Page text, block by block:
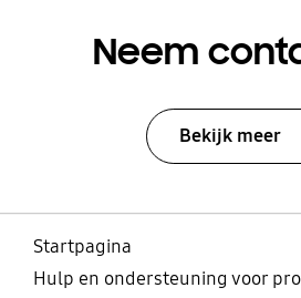
Neem
Bekijk meer
Startpagina
Hulp en ondersteuning voor